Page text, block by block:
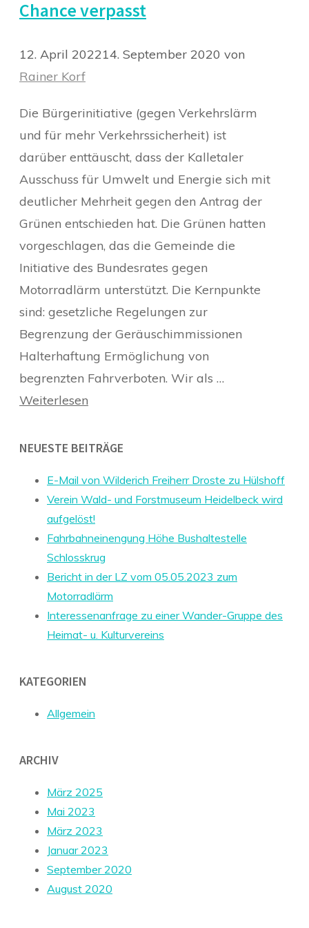
Chance verpasst
12. April 202214. September 2020 von
Rainer Korf
Die Bürgerinitiative (gegen Verkehrslärm
und für mehr Verkehrssicherheit) ist
darüber enttäuscht, dass der Kalletaler
Ausschuss für Umwelt und Energie sich mit
deutlicher Mehrheit gegen den Antrag der
Grünen entschieden hat. Die Grünen hatten
vorgeschlagen, das die Gemeinde die
Initiative des Bundesrates gegen
Motorradlärm unterstützt. Die Kernpunkte
sind: gesetzliche Regelungen zur
Begrenzung der Geräuschimmissionen
Halterhaftung Ermöglichung von
begrenzten Fahrverboten. Wir als …
Weiterlesen
NEUESTE BEITRÄGE
E-Mail von Wilderich Freiherr Droste zu Hülshoff
Verein Wald- und Forstmuseum Heidelbeck wird
aufgelöst!
Fahrbahneinengung Höhe Bushaltestelle
Schlosskrug
Bericht in der LZ vom 05.05.2023 zum
Motorradlärm
Interessenanfrage zu einer Wander-Gruppe des
Heimat- u. Kulturvereins
KATEGORIEN
Allgemein
ARCHIV
März 2025
Mai 2023
März 2023
Januar 2023
September 2020
August 2020